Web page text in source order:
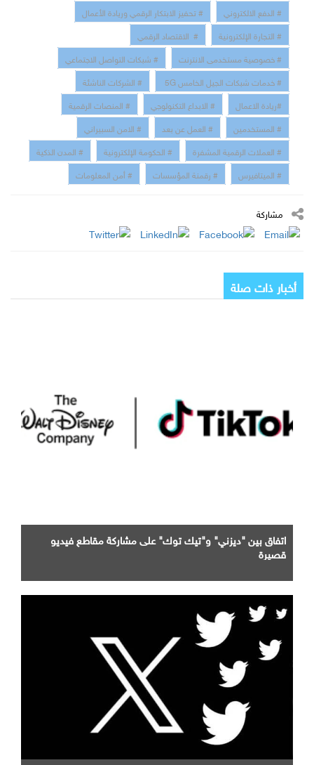
# الدفع الالكتروني
# تحفيز الابتكار الرقمي وريادة الأعمال
# التجارة الإلكترونية
# الاقتصاد الرقمي
# خصوصية مستخدمى الانترنت
# شبكات التواصل الاجتماعي
# خدمات شبكات الجيل الخامس 5G
# الشركات الناشئة
#ريادة الاعمال
# الابداع التكنولوجي
# المنصات الرقمية
# المستخدمين
# العمل عن بعد
# الامن السبيراني
# العملات الرقمية المشفرة
# الحكومة الإلكترونية
# المدن الذكية
# الميتافيرس
# رقمنة المؤسسات # أمن المعلومات
مشاركة
أخبار ذات صلة
اتفاق بين "ديزني" و"تيك توك" على مشاركة مقاطع فيديو
قصيرة